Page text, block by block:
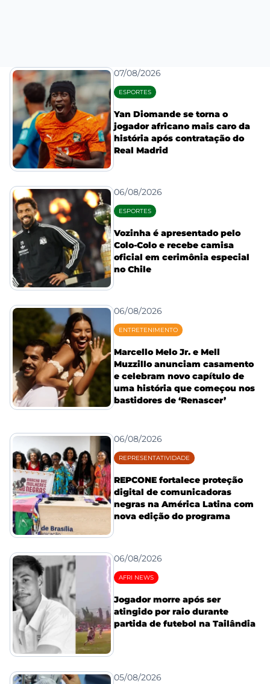
07/08/2026
ESPORTES
Yan Diomande se torna o
jogador africano mais caro da
história após contratação do
Real Madrid
06/08/2026
ESPORTES
Vozinha é apresentado pelo
Colo-Colo e recebe camisa
oficial em cerimônia especial
no Chile
06/08/2026
ENTRETENIMENTO
Marcello Melo Jr. e Mell
Muzzillo anunciam casamento
e celebram novo capítulo de
uma história que começou nos
bastidores de ‘Renascer’
06/08/2026
REPRESENTATIVIDADE
REPCONE fortalece proteção
digital de comunicadoras
negras na América Latina com
nova edição do programa
06/08/2026
AFRI NEWS
Jogador morre após ser
atingido por raio durante
partida de futebol na Tailândia
05/08/2026